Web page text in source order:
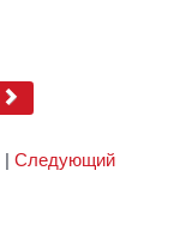
Следующий